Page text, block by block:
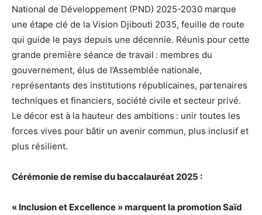
National de Développement (PND) 2025-2030 marque
une étape clé de la Vision Djibouti 2035, feuille de route
qui guide le pays depuis une décennie. Réunis pour cette
grande première séance de travail : membres du
gouvernement, élus de l’Assemblée nationale,
représentants des institutions républicaines, partenaires
techniques et financiers, société civile et secteur privé.
Le décor est à la hauteur des ambitions : unir toutes les
forces vives pour bâtir un avenir commun, plus inclusif et
plus résilient.
Cérémonie de remise du baccalauréat 2025 :
« Inclusion et Excellence » marquent la promotion Saïd